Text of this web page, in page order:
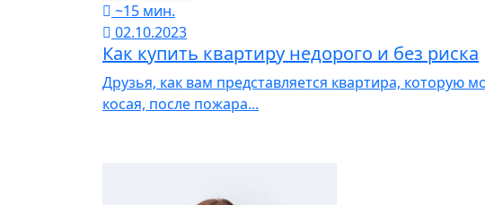
~15 мин.
02.10.2023
Как купить квартиру недорого и без риска
Друзья, как вам представляется квартира, которую
косая, после пожара...